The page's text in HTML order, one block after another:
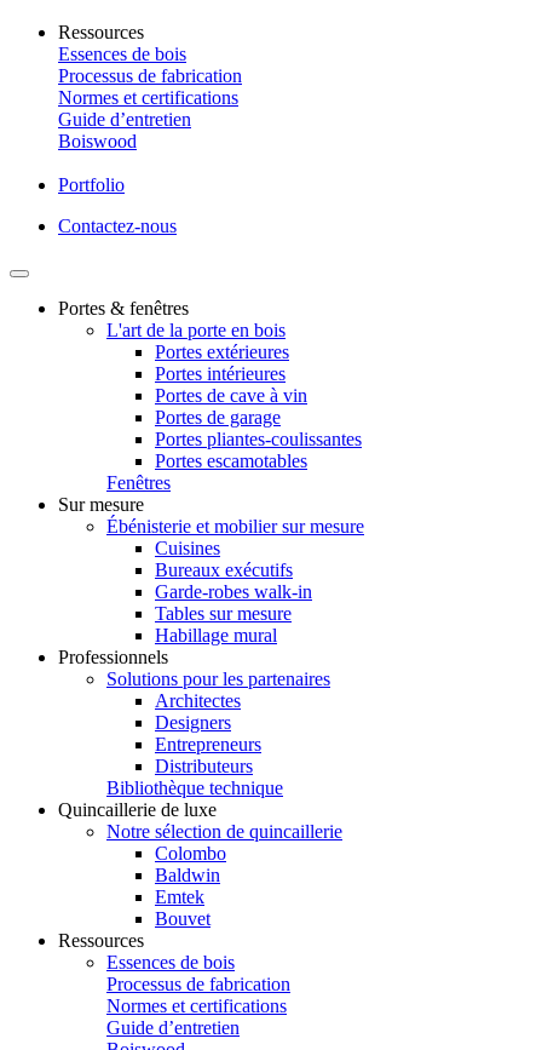
Ressources
Essences de bois
Processus de fabrication
Normes et certifications
Guide d’entretien
Boiswood
Portfolio
Contactez-nous
Portes & fenêtres
L'art de la porte en bois
Portes extérieures
Portes intérieures
Portes de cave à vin
Portes de garage
Portes pliantes-coulissantes
Portes escamotables
Fenêtres
Sur mesure
Ébénisterie et mobilier sur mesure
Cuisines
Bureaux exécutifs
Garde-robes walk-in
Tables sur mesure
Habillage mural
Professionnels
Solutions pour les partenaires
Architectes
Designers
Entrepreneurs
Distributeurs
Bibliothèque technique
Quincaillerie de luxe
Notre sélection de quincaillerie
Colombo
Baldwin
Emtek
Bouvet
Ressources
Essences de bois
Processus de fabrication
Normes et certifications
Guide d’entretien